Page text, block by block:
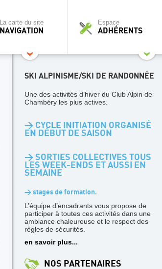
La carte du site
NAVIGATION
Espace
ADHÉRENTS
SKI ALPINISME/SKI DE RANDONNÉE
Une des activités d’hiver du Club Alpin de
Chambéry les plus actives.
> CYCLE INITIATION ORGANISÉ
EN DÉBUT DE SAISON
> SORTIES COLLECTIVES TOUS
LES WEEK-ENDS ET AUSSI EN
SEMAINE
> stages de formation.
L’équipe d’encadrants vous propose de
participer à toutes ces activités dans une
ambiance chaleureuse et le respect des
règles de sécurités.
en savoir plus...
NOS PARTENAIRES